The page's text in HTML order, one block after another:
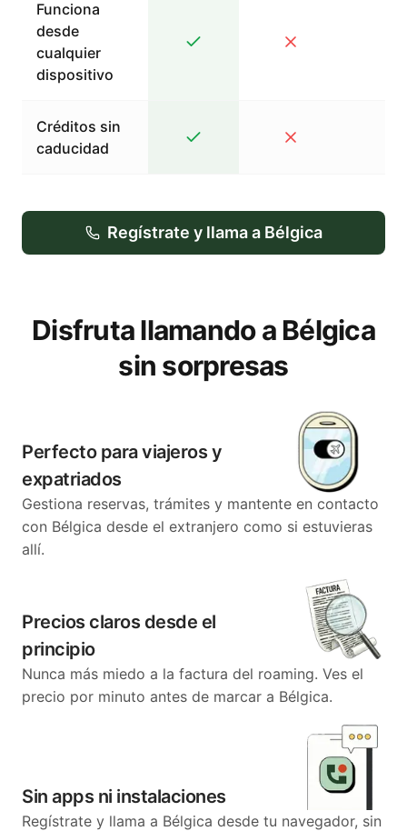
Funciona
desde
cualquier
dispositivo
Créditos sin
caducidad
Regístrate y llama a Bélgica
Disfruta llamando a Bélgica
sin sorpresas
Perfecto para viajeros y
expatriados
Gestiona reservas, trámites y mantente en contacto
con Bélgica desde el extranjero como si estuvieras
allí.
Precios claros desde el
principio
Nunca más miedo a la factura del roaming. Ves el
precio por minuto antes de marcar a Bélgica.
Sin apps ni instalaciones
Regístrate y llama a Bélgica desde tu navegador, sin